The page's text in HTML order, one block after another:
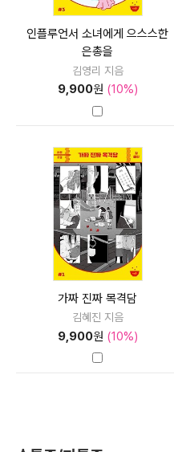
인플루언서 소녀에게 으스스한
은총을
김영리 지음
9,900원 (10%)
가짜 진짜 목격담
김혜진 지음
9,900원 (10%)